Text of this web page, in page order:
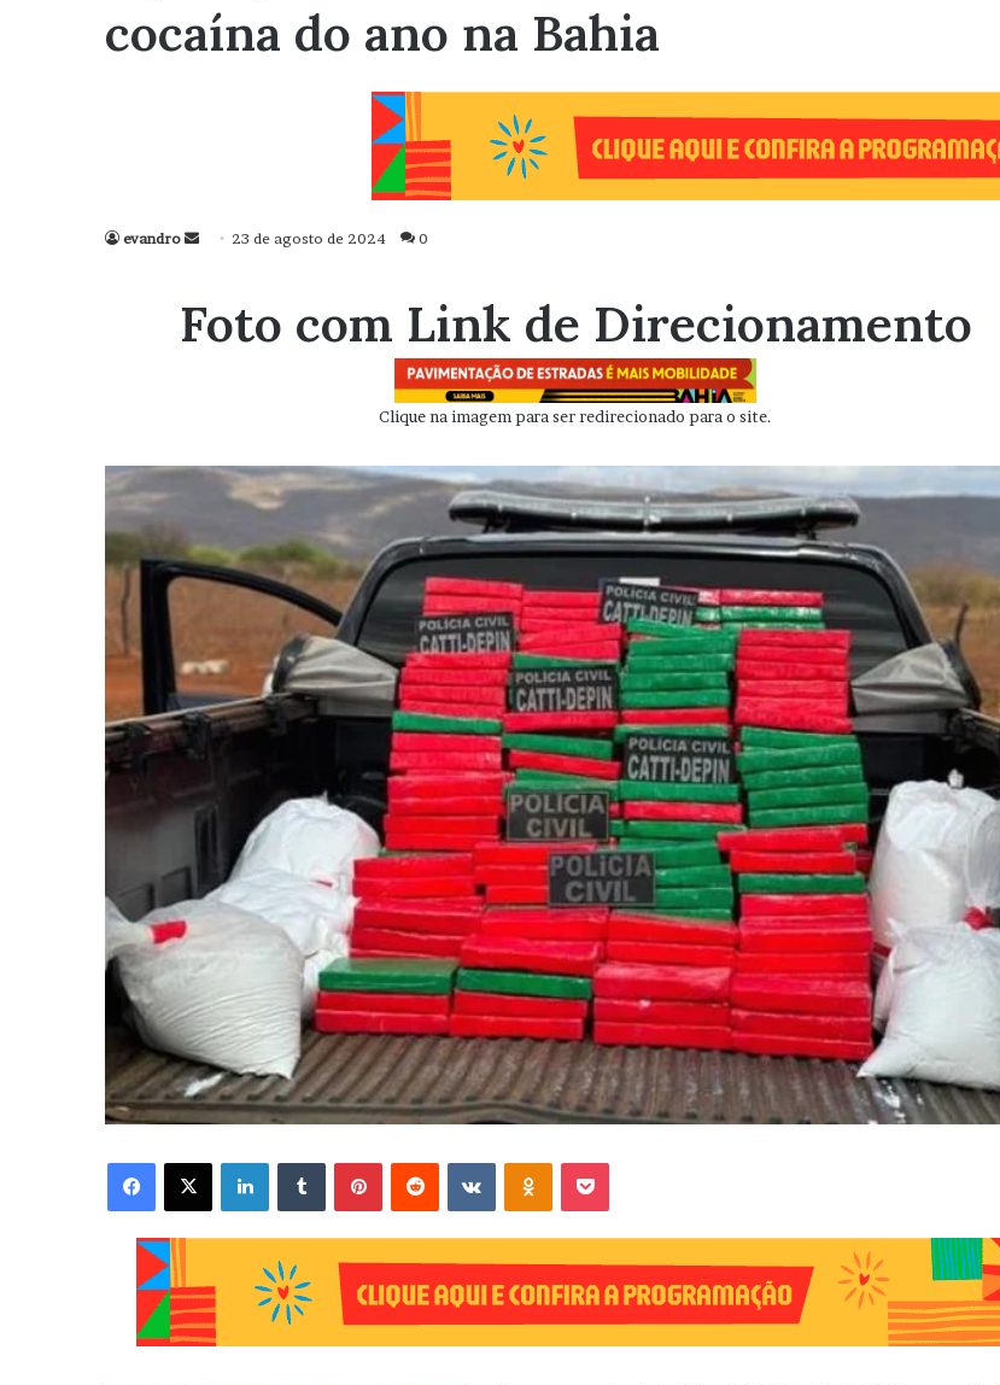
cocaína do ano na Bahia
evandro
Mande
mail
23 de agosto de 2024 0
Foto com Link de Direcionamento
Clique na imagem para ser redirecionado para o site.
Facebook X Linkedin VK OK